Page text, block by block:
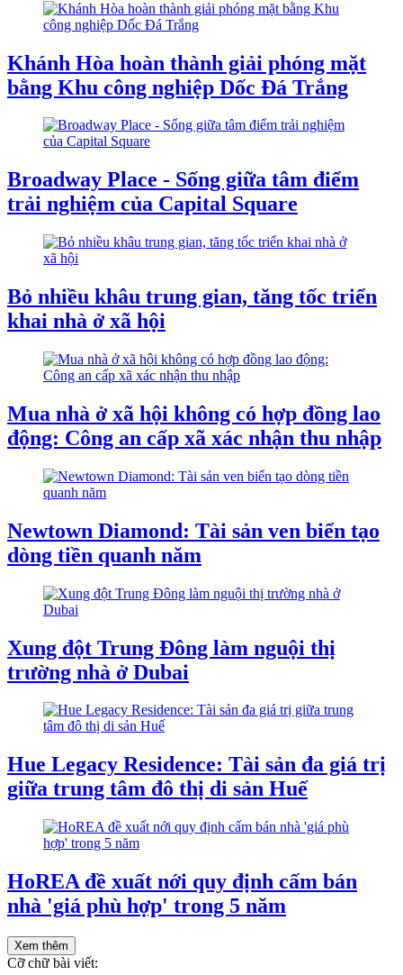
Khánh Hòa hoàn thành giải phóng mặt
bằng Khu công nghiệp Dốc Đá Trắng
Broadway Place - Sống giữa tâm điểm
trải nghiệm của Capital Square
Bỏ nhiều khâu trung gian, tăng tốc triển
khai nhà ở xã hội
Mua nhà ở xã hội không có hợp đồng lao
động: Công an cấp xã xác nhận thu nhập
Newtown Diamond: Tài sản ven biển tạo
dòng tiền quanh năm
Xung đột Trung Đông làm nguội thị
trường nhà ở Dubai
Hue Legacy Residence: Tài sản đa giá trị
giữa trung tâm đô thị di sản Huế
HoREA đề xuất nới quy định cấm bán
nhà 'giá phù hợp' trong 5 năm
Xem thêm
Cỡ chữ bài viết: